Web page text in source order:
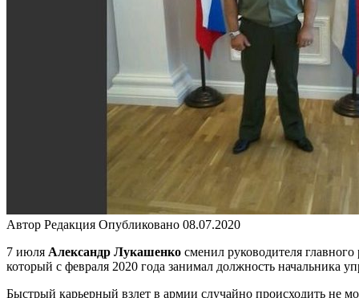
Автор Редакция Опубликовано 08.07.2020
7 июля Александр Лукашенко сменил руководителя
который с февраля 2020 года занимал должность начальника
Быстрый карьерный взлет в армии случайно происходить не